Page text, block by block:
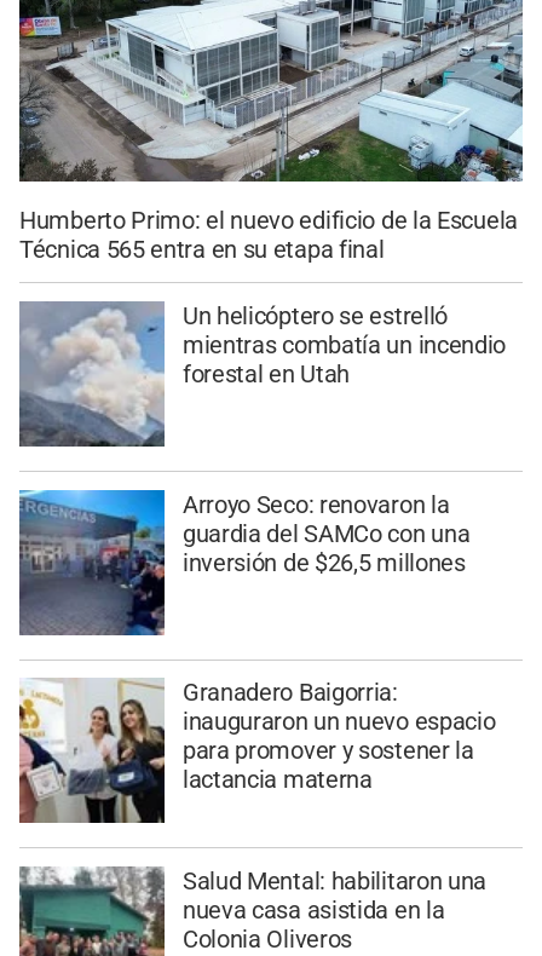
Humberto Primo: el nuevo edificio de la Escuela
Técnica 565 entra en su etapa final
Un helicóptero se estrelló
mientras combatía un incendio
forestal en Utah
Arroyo Seco: renovaron la
guardia del SAMCo con una
inversión de $26,5 millones
Granadero Baigorria:
inauguraron un nuevo espacio
para promover y sostener la
lactancia materna
Salud Mental: habilitaron una
nueva casa asistida en la
Colonia Oliveros